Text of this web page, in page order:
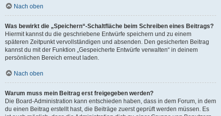
Nach oben
Was bewirkt die „Speichern“-Schaltfläche beim Schreiben eines Beitrags?
Hiermit kannst du die geschriebene Entwürfe speichern und zu einem
späteren Zeitpunkt vervollständigen und absenden. Den gesicherten Beitrag
kannst du mit der Funktion „Gespeicherte Entwürfe verwalten“ in deinem
persönlichen Bereich erneut laden.
Nach oben
Warum muss mein Beitrag erst freigegeben werden?
Die Board-Administration kann entschieden haben, dass in dem Forum, in dem
du einen Beitrag erstellt hast, die Beiträge zuerst geprüft werden müssen. Es